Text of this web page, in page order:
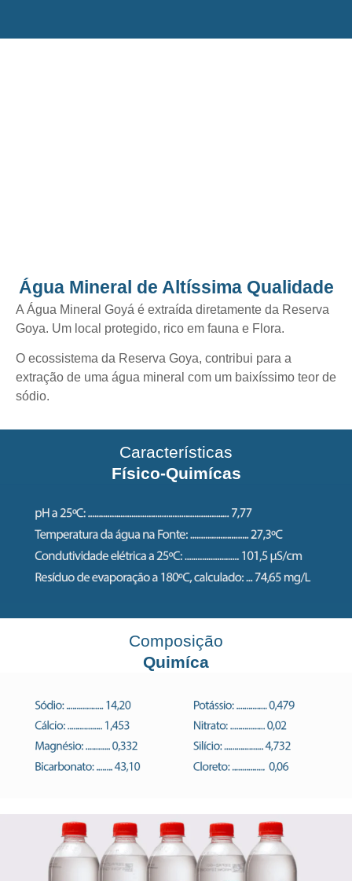
Água Mineral de Altíssima Qualidade
A Água Mineral Goyá é extraída diretamente da Reserva
Goya. Um local protegido, rico em fauna e Flora.
O ecossistema da Reserva Goya, contribui para a
extração de uma água mineral com um baixíssimo teor de
sódio.
Características
Físico-Quimícas
Composição
Quimíca